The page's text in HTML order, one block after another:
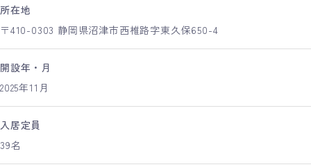
所在地
〒410-0303 静岡県沼津市西椎路字東久保650-4
開設年・月
2025年11月
入居定員
39名